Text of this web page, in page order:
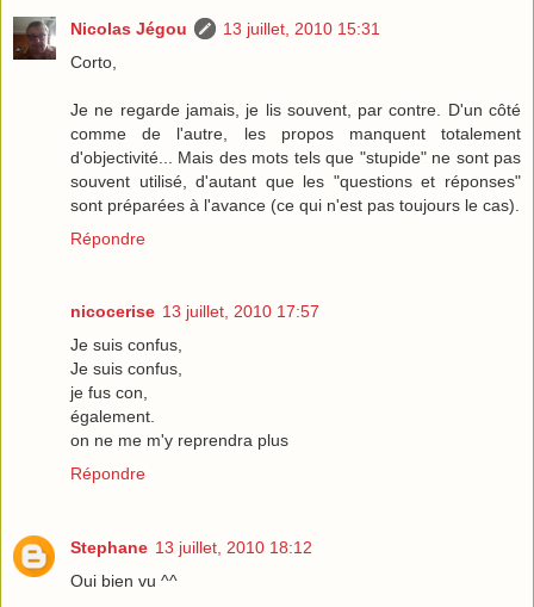
Nicolas Jégou
13 juillet, 2010 15:31
Corto,
Je ne regarde jamais, je lis souvent, par contre. D'un côté
comme de l'autre, les propos manquent totalement
d'objectivité... Mais des mots tels que "stupide" ne sont pas
souvent utilisé, d'autant que les "questions et réponses"
sont préparées à l'avance (ce qui n'est pas toujours le cas).
Répondre
nicocerise 13 juillet, 2010 17:57
Je suis confus,
Je suis confus,
je fus con,
également.
on ne me m'y reprendra plus
Répondre
Stephane 13 juillet, 2010 18:12
Oui bien vu ^^